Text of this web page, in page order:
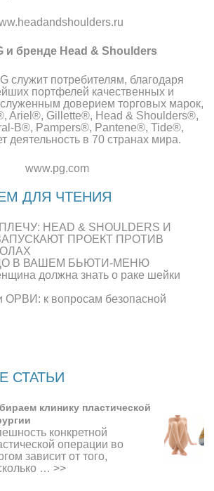
и бренде Head& Shoulders
служит потребителям, благодаря
портфелей качественных и
доверием торговых марок,
Ariel®, Gillette®, Head & Shoulders®,
B®, Pampers®, Pantene®, Tide®,
деятельность в 70 странах мира.
www.pg.com
ДЛЯ ЧТЕНИЯ
HEAD & SHOULDERS И
ПРОЕКТ ПРОТИВ
В ВАШЕМ БЬЮТИ-МЕНЮ
должна знать о раке шейки
ОРВИ: к вопросам безопасной
СТАТЬИ
клинику пластической
конкретной
операции во
зависит от того,
… >>